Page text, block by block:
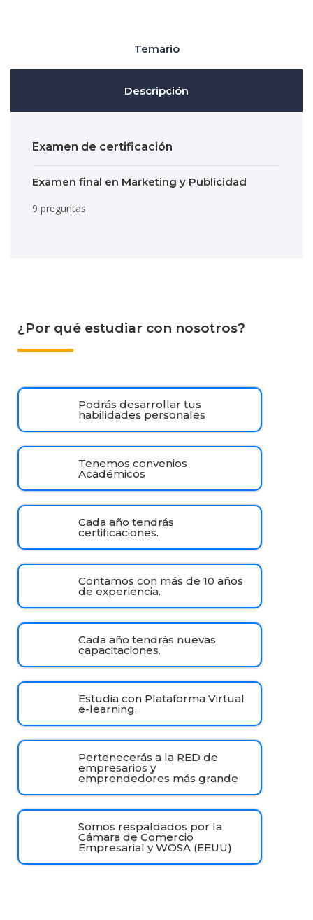
Temario
Descripción
Examen de certificación
Examen final en Marketing y Publicidad
9 preguntas
¿Por qué estudiar con nosotros?
Podrás desarrollar tus
habilidades personales
Tenemos convenios
Académicos
Cada año tendrás
certificaciones.
Contamos con más de 10 años
de experiencia.
Cada año tendrás nuevas
capacitaciones.
Estudia con Plataforma Virtual
e-learning.
Pertenecerás a la RED de
empresarios y
emprendedores más grande
Somos respaldados por la
Cámara de Comercio
Empresarial y WOSA (EEUU)